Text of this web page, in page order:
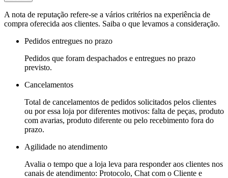
A nota de reputação refere-se a vários critérios na experiência de
compra oferecida aos clientes. Saiba o que levamos a consideração.
Pedidos entregues no prazo
Pedidos que foram despachados e entregues no prazo
previsto.
Cancelamentos
Total de cancelamentos de pedidos solicitados pelos clientes
ou por essa loja por diferentes motivos: falta de peças, produto
com avarias, produto diferente ou pelo recebimento fora do
prazo.
Agilidade no atendimento
Avalia o tempo que a loja leva para responder aos clientes nos
canais de atendimento: Protocolo, Chat com o Cliente e